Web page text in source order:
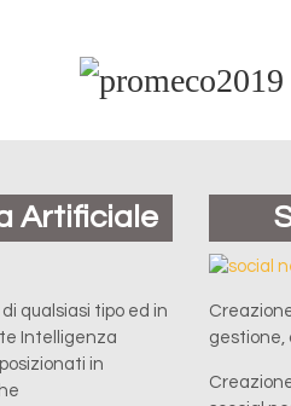
Artificiale
qualsiasi tipo ed in
Intelligenza
in
gestione,